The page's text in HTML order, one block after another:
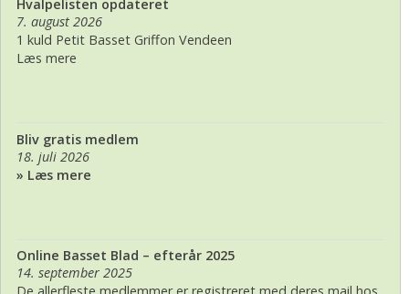
Hvalpelisten opdateret
7. august 2026
1 kuld Petit Basset Griffon Vendeen
Læs mere
Bliv gratis medlem
18. juli 2026
» Læs mere
Online Basset Blad – efterår 2025
14. september 2025